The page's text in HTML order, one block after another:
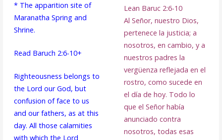
* The apparition site of
Maranatha Spring and
Shrine.
Read Baruch 2:6-10+
Righteousness belongs to
the Lord our God, but
confusion of face to us
and our fathers, as at this
day. All those calamities
with which the Lord
Lean Baruc 2:6-10
Al Señor, nuestro Dios,
pertenece la justicia; a
nosotros, en cambio, y a
nuestros padres la
vergüenza reflejada en el
rostro, como sucede en
el día de hoy. Todo lo
que el Señor había
anunciado contra
nosotros, todas esas